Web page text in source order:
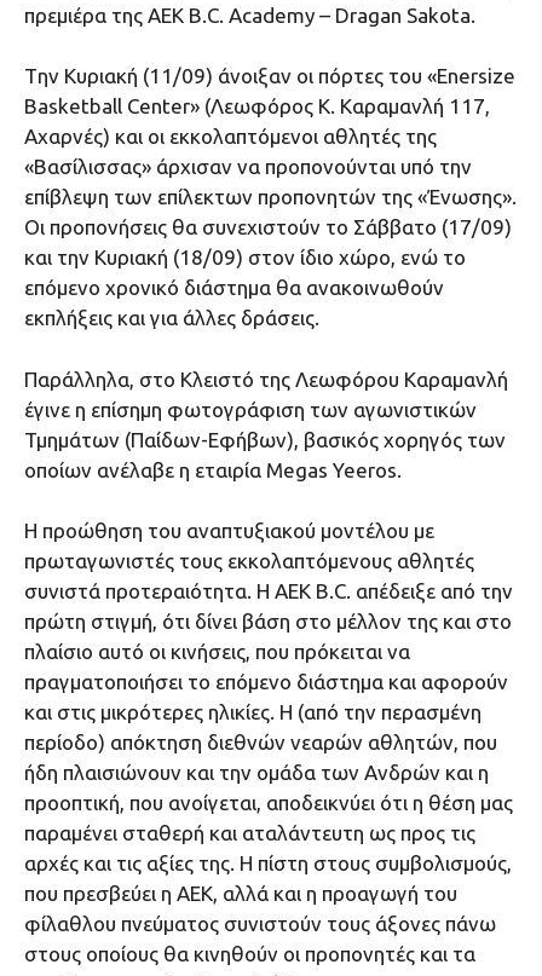
πρεμιέρα της ΑΕΚ Β.C. Academy – Dragan Sakota.
Tην Κυριακή (11/09) άνοιξαν οι πόρτες του «Εnersize
Basketball Center» (Λεωφόρος Κ. Καραμανλή 117,
Αχαρνές) και οι εκκολαπτόμενοι αθλητές της
«Βασίλισσας» άρχισαν να προπονούνται υπό την
επίβλεψη των επίλεκτων προπονητών της «Ένωσης».
Οι προπονήσεις θα συνεχιστούν το Σάββατο (17/09)
και την Κυριακή (18/09) στον ίδιο χώρο, ενώ το
επόμενο χρονικό διάστημα θα ανακοινωθούν
εκπλήξεις και για άλλες δράσεις.
Παράλληλα, στο Κλειστό της Λεωφόρου Καραμανλή
έγινε η επίσημη φωτογράφιση των αγωνιστικών
Τμημάτων (Παίδων-Εφήβων), βασικός χορηγός των
οποίων ανέλαβε η εταιρία Μegas Yeeros.
Η προώθηση του αναπτυξιακού μοντέλου με
πρωταγωνιστές τους εκκολαπτόμενους αθλητές
συνιστά προτεραιότητα. Η ΑΕΚ Β.C. απέδειξε από την
πρώτη στιγμή, ότι δίνει βάση στο μέλλον της και στο
πλαίσιο αυτό οι κινήσεις, που πρόκειται να
πραγματοποιήσει το επόμενο διάστημα και αφορούν
και στις μικρότερες ηλικίες. Η (από την περασμένη
περίοδο) απόκτηση διεθνών νεαρών αθλητών, που
ήδη πλαισιώνουν και την ομάδα των Ανδρών και η
προοπτική, που ανοίγεται, αποδεικνύει ότι η θέση μας
παραμένει σταθερή και αταλάντευτη ως προς τις
αρχές και τις αξίες της. Η πίστη στους συμβολισμούς,
που πρεσβεύει η ΑΕΚ, αλλά και η προαγωγή του
φίλαθλου πνεύματος συνιστούν τους άξονες πάνω
στους οποίους θα κινηθούν οι προπονητές και τα